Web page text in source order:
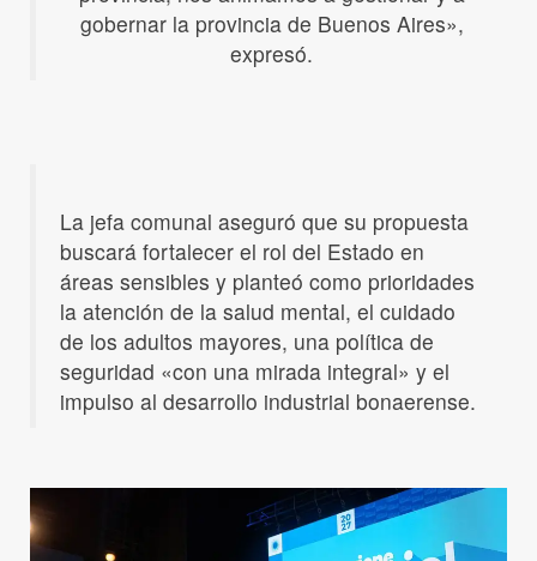
gobernar la provincia de Buenos Aires»,
expresó.
La jefa comunal aseguró que su propuesta
buscará fortalecer el rol del Estado en
áreas sensibles y planteó como prioridades
la atención de la salud mental, el cuidado
de los adultos mayores, una política de
seguridad «con una mirada integral» y el
impulso al desarrollo industrial bonaerense.